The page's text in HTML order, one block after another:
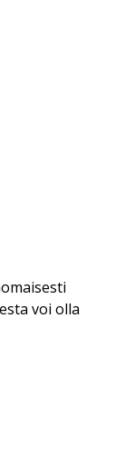
voi olla